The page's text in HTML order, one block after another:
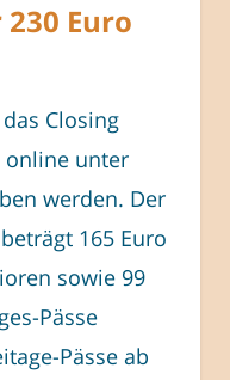
Euro
Closing
online unter
werden. Der
165 Euro
sowie 99
Pässe
Pässe ab